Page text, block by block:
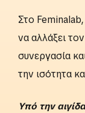
Στο
να αλλάξει
συνεργασία
την ισότητα
Yπό την αιγίδα